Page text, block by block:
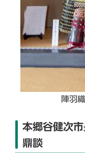
陣羽
本郷谷健次
鼎談